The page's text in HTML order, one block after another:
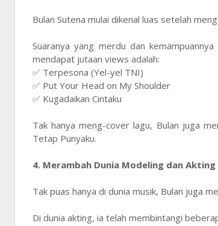
Bulan Sutena mulai dikenal luas setelah
Suaranya yang merdu dan
mendapat jutaan views adalah:
✅ Terpesona (Yel-yel TNI)
✅ Put Your Head on My Shoulder
✅ Kugadaikan Cintaku
Tak hanya meng-cover lagu, Bulan juga
Tetap Punyaku.
4. Merambah Dunia Modeling dan Akting
Tak puas hanya di dunia musik, Bulan juga
Di dunia akting, ia telah membintangi